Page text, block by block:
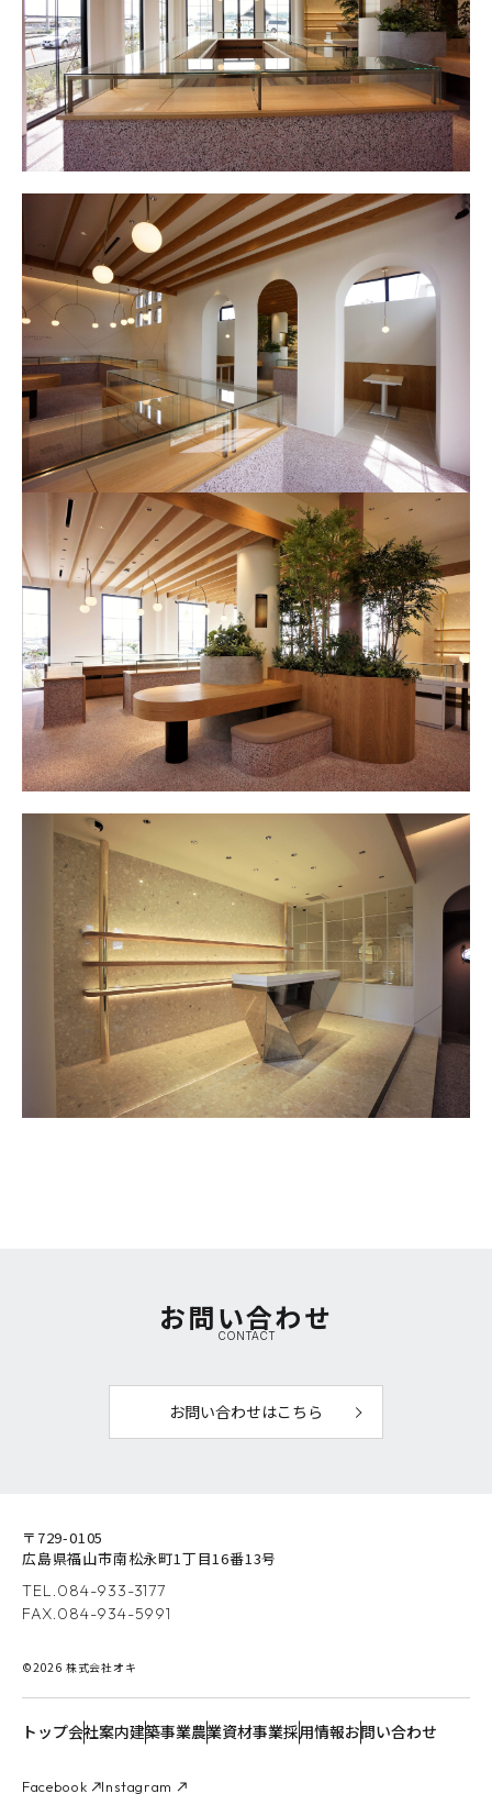
お問い合わせ
CONTACT
お問い合わせはこちら
〒729-0105
広島県福山市南松永町1丁目16番13号
TEL.084-933-3177
FAX.084-934-5991
©2026 株式会社オキ
トップ会社案内建築事業農業資材事業採用情報お問い合わせ
Facebook Instagram